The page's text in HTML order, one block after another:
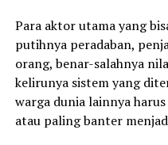
Para aktor utama yang
putihnya peradaban,
orang, benar-salahnya
kelirunya sistem yang
warga dunia lainnya
atau paling banter